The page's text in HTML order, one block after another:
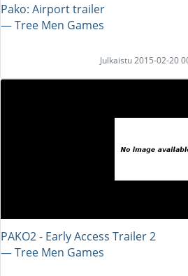
Pako: Airport trailer
― Tree Men Games
Julkaistu 2015-02-20
PAKO2 - Early Access Trailer 2
― Tree Men Games